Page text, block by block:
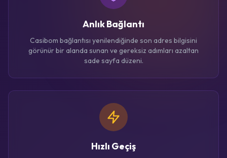
Anlık Bağlantı
Casibom bağlantısı yenilendiğinde son adres bilgisini
görünür bir alanda sunan ve gereksiz adımları azaltan
sade sayfa düzeni.
Hızlı Geçiş